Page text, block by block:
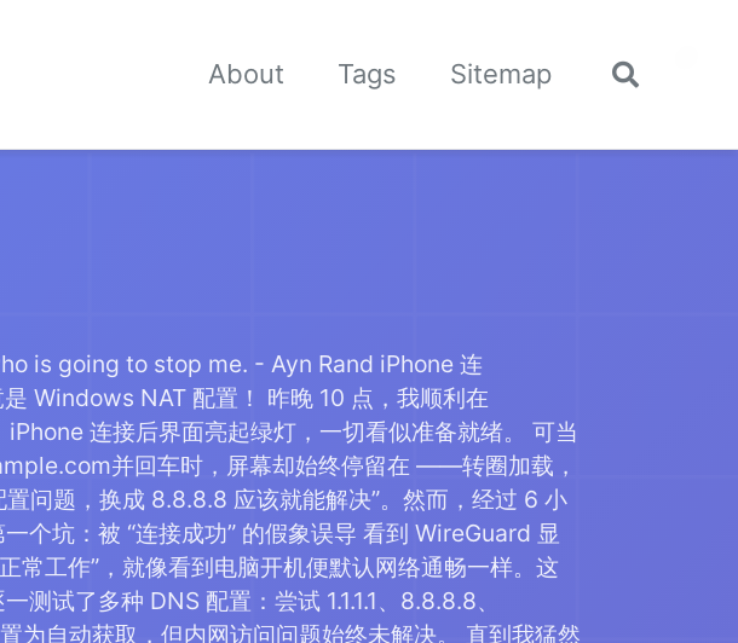
About Tags Sitemap
Toggle
is going to stop me. - Ayn Rand iPhone 连
Windows NAT 配置！ 昨晚 10 点，我顺利在
连接后界面亮起绿灯，一切看似准备就绪。 可当
并回车时，屏幕却始终停留在 ——转圈加载，
问题，换成 8.8.8.8 应该就能解决”。然而，经过 6 小
个坑：被 “连接成功” 的假象误导 看到 WireGuard 显
常工作”，就像看到电脑开机便默认网络通畅一样。这
试了多种 DNS 配置：尝试 1.1.1.1、8.8.8.8、
为自动获取，但内网访问问题始终未解决。 直到我猛然